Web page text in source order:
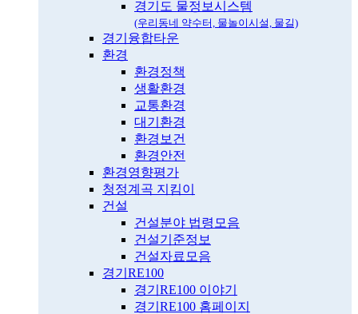
경기도 물정보시스템
(우리동네 약수터, 물놀이시설, 물길)
경기융합타운
환경
환경정책
생활환경
교통환경
대기환경
환경보건
환경안전
환경영향평가
청정계곡 지킴이
건설
건설분야 법령모음
건설기준정보
건설자료모음
경기RE100
경기RE100 이야기
경기RE100 홈페이지